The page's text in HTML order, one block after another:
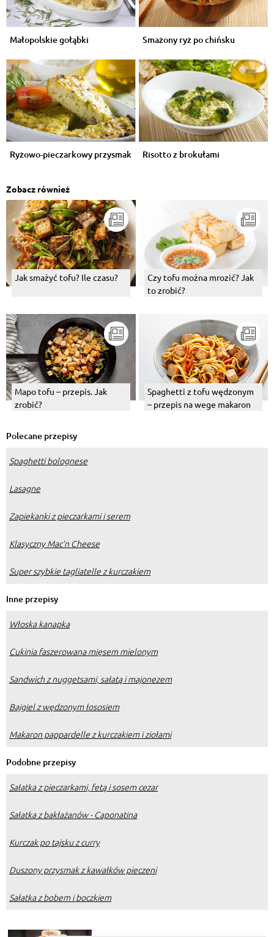
Małopolskie gołąbki Smażony ryż po chińsku
Ryżowo-pieczarkowy przysmak Risotto z brokułami
Zobacz również
Jak smażyć tofu? Ile czasu?
Czy tofu można mrozić? Jak
to zrobić?
Mapo tofu – przepis. Jak
zrobić?
Spaghetti z tofu wędzonym
– przepis na wege makaron
Polecane przepisy
Spaghetti bolognese
Lasagne
Zapiekanki z pieczarkami i serem
Klasyczny Mac’n Cheese
Super szybkie tagliatelle z kurczakiem
Inne przepisy
Włoska kanapka
Cukinia faszerowana mięsem mielonym
Sandwich z nuggetsami, sałatą i majonezem
Bajgiel z wędzonym łososiem
Makaron pappardelle z kurczakiem i ziołami
Podobne przepisy
Sałatka z pieczarkami, fetą i sosem cezar
Sałatka z bakłażanów - Caponatina
Kurczak po tajsku z curry
Duszony przysmak z kawałków pieczeni
Sałatka z bobem i boczkiem